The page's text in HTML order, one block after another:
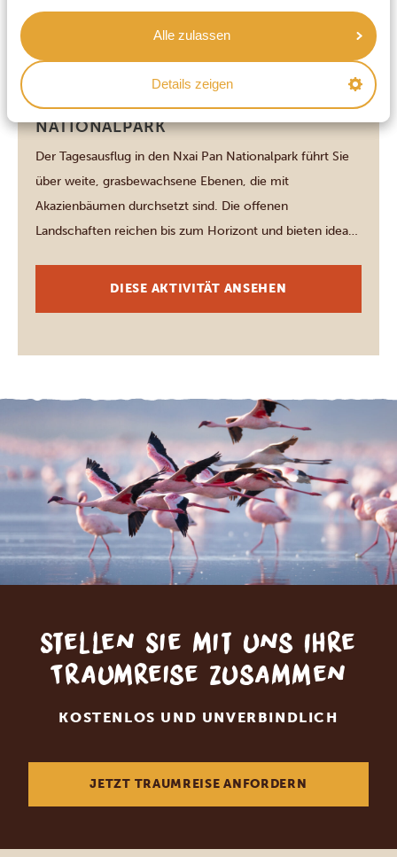
Alle zulassen
Details zeigen
Spitznamen „Sleeping Sisters“ (die schlafenden
TAGESAUSFLUG ZUM NXAI PAN
NATIONALPARK
Der Tagesausflug in den Nxai Pan Nationalpark führt Sie
über weite, grasbewachsene Ebenen, die mit
Akazienbäumen durchsetzt sind. Die offenen
Landschaften reichen bis zum Horizont und bieten ideale
4×4-Fahrzeug fahren Sie vorbei an Herden von Zebras,
DIESE AKTIVITÄT ANSEHEN
Stellen Sie mit uns Ihre
Traumreise zusammen
KOSTENLOS UND UNVERBINDLICH
JETZT TRAUMREISE ANFORDERN